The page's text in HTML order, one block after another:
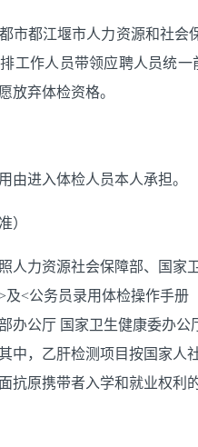
市都江堰市人力资源和社会
工作人员带领应聘人员统一
放弃体检资格。
由进入体检人员本人承担。
）
人力资源社会保障部、国家
及<公务员录用体检操作手册
办公厅 国家卫生健康委办
中，乙肝检测项目按国家人
抗原携带者入学和就业权利